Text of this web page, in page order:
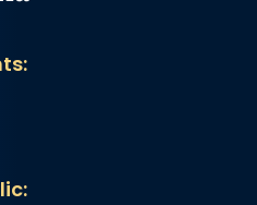
Cristiana